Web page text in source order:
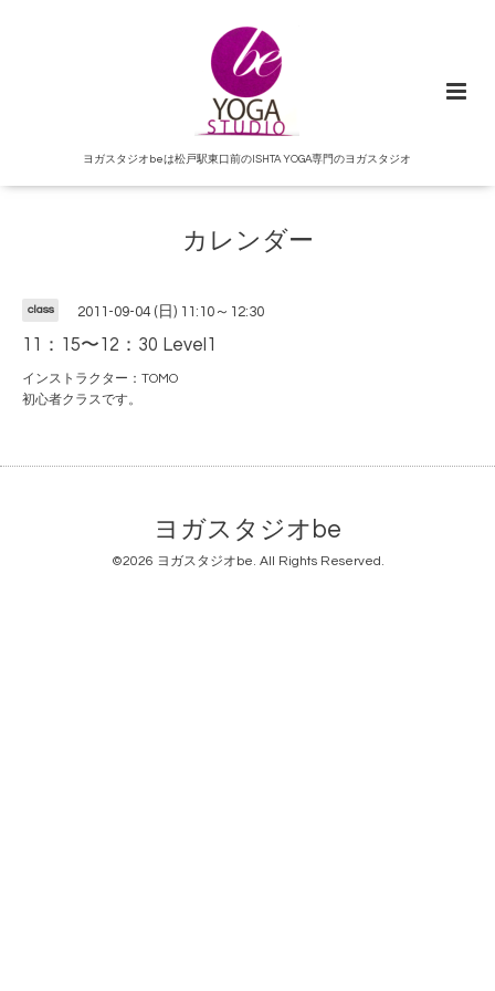
ヨガスタジオbeは松戸駅東口前のISHTA YOGA専門のヨガスタジオ
カレンダー
class 2011-09-04 (日) 11:10～12:30
11：15〜12：30 Level1
インストラクター：TOMO
初心者クラスです。
ヨガスタジオbe
©2026 ヨガスタジオbe. All Rights Reserved.